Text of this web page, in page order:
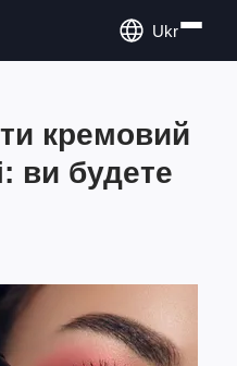
Ukr
кремовий
ви будете